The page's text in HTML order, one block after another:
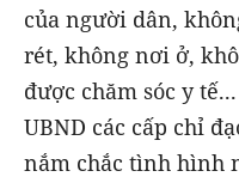
của người dân,
rét, không nơi ở,
được chăm sóc y
UBND các cấp chỉ
nắm chắc tình hình